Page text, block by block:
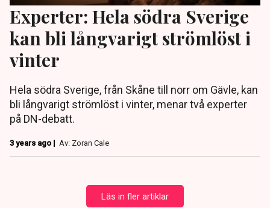
Experter: Hela södra Sverige
kan bli långvarigt strömlöst i
vinter
Hela södra Sverige, från Skåne till norr om Gävle, kan
bli långvarigt strömlöst i vinter, menar två experter
på DN-debatt.
3 years ago | Av: Zoran Cale
Läs in fler artiklar